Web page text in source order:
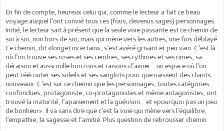
En fin de compte, heureux celui qui, comme le lecteur a fait ce beau
voyage auquel l’ont convié tous ces (fous, devenus sages) personnages.
Initié, le lecteur sait à présent que la seule voie passante est ce chemin de
soi à soi, non hors de soi, mais qui mène vers les autres, une fois déblayé.
Ce chemin, dit «longet incertain», s’est avéré grisant et peu vain. C’est là
où l’on trouve ses roses et ses cendres, ses rythmes et ses rimes, sa
déraison et aussi mille horizons et raisons d’aimer... un espace où l’on
peut réécouter ses soleils et ses sanglots pour que naissent des chants
nouveaux. C’est sur ce chemin que les personnages, toutes catégories
confondues, protagoniste, co-protagonistes et même antagonistes, ont
trouvé la maturité, l’apaisement et la guérison... et «pourquoi pas un peu
de bonheur». Il va sans dire que c’est la voie qui mène vers l’équilibre,
l’empathie, la sagesse et l’amitié. Plus question de rebrousser chemin.